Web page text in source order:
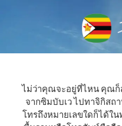
ไม่ว่าคุณจะอยู่ที่ไหน คุณก็
จากซิมบับเว ไปทาจิกิสถ
โทรถึงหมายเลขใดก็ได้ใ